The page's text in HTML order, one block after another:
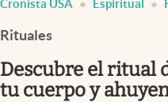
Espiritual
Cronista USA Espiritual
Rituales
Descubre el ritual
tu cuerpo y